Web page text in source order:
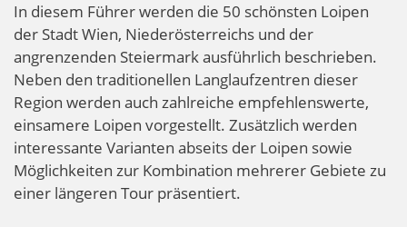
In diesem Führer werden die 50 schönsten Loipen
der Stadt Wien, Niederösterreichs und der
angrenzenden Steiermark ausführlich beschrieben.
Neben den traditionellen Langlaufzentren dieser
Region werden auch zahlreiche empfehlenswerte,
einsamere Loipen vorgestellt. Zusätzlich werden
interessante Varianten abseits der Loipen sowie
Möglichkeiten zur Kombination mehrerer Gebiete zu
einer längeren Tour präsentiert.